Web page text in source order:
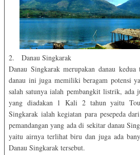
2. Danau Singkarak
Danau Singkarak merupakan danau kedua
danau ini juga memiliki beragam potensi
salah satunya ialah pembangkit listrik, ada
yang diadakan 1 Kali 2 tahun yaitu
Singkarak ialah kegiatan para pesepeda
pemandangan yang ada di sekitar danau
yaitu airnya terlihat biru dan juga ada
Danau Singkarak tersebut.